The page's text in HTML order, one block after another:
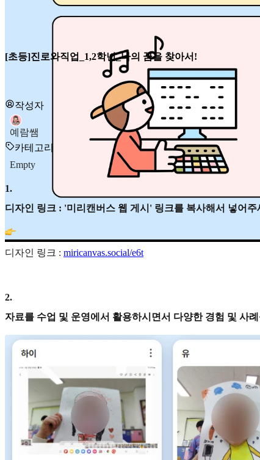
[초등]진로와직업_1,2학년_나의 꿈을 찾아서!
작성자
예람쌤
카테고리
Empty
1.
디자인 링크 : '미리캔버스 웹 게시' 링크를 복사해서 넣어주
디자인 링크 : miricanvas.social/e6t
2.
자료를 수업 및 운영에서 활용하시면서 다양한 경험 및 사